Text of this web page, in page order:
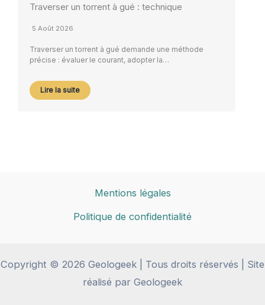
Traverser un torrent à gué : technique
5 Août 2026
Traverser un torrent à gué demande une méthode
précise : évaluer le courant, adopter la…
Lire la suite
Mentions légales
Politique de confidentialité
Copyright © 2026 Geologeek | Tous droits réservés | Site
réalisé par Geologeek